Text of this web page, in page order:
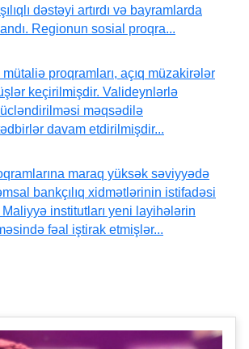
dəstəyi artırdı və bayramlarda
Regionun sosial proqra...
proqramları, açıq müzakirələr
keçirilmişdir. Valideynlərlə
məqsədilə
davam etdirilmişdir...
maraq yüksək səviyyədə
bankçılıq xidmətlərinin istifadəsi
institutları yeni layihələrin
fəal iştirak etmişlər...